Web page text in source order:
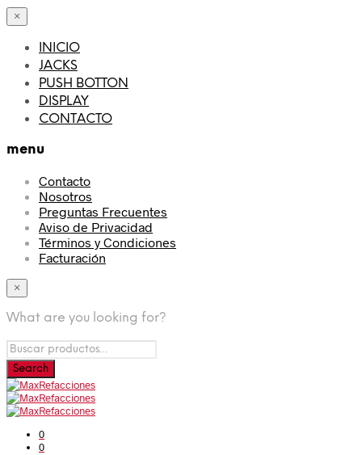
×
INICIO
JACKS
PUSH BOTTON
DISPLAY
CONTACTO
menu
Contacto
Nosotros
Preguntas Frecuentes
Aviso de Privacidad
Términos y Condiciones
Facturación
×
What are you looking for?
0
0